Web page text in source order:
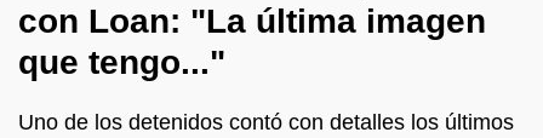
con Loan: "La última imagen
que tengo..."
Uno de los detenidos contó con detalles los últimos